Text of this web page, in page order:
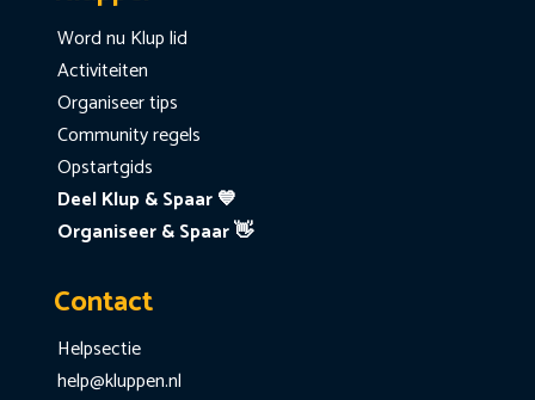
Word nu Klup lid
Activiteiten
Organiseer tips
Community regels
Opstartgids
Deel Klup & Spaar 💙
Organiseer & Spaar 👋
Contact
Helpsectie
help@kluppen.nl